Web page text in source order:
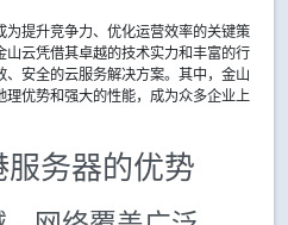
提升竞争力、优化运营效率的关键策
山云凭借其卓越的技术实力和丰富的行
安全的云服务解决方案。其中，金山
优势和强大的性能，成为众多企业上
务器的优势